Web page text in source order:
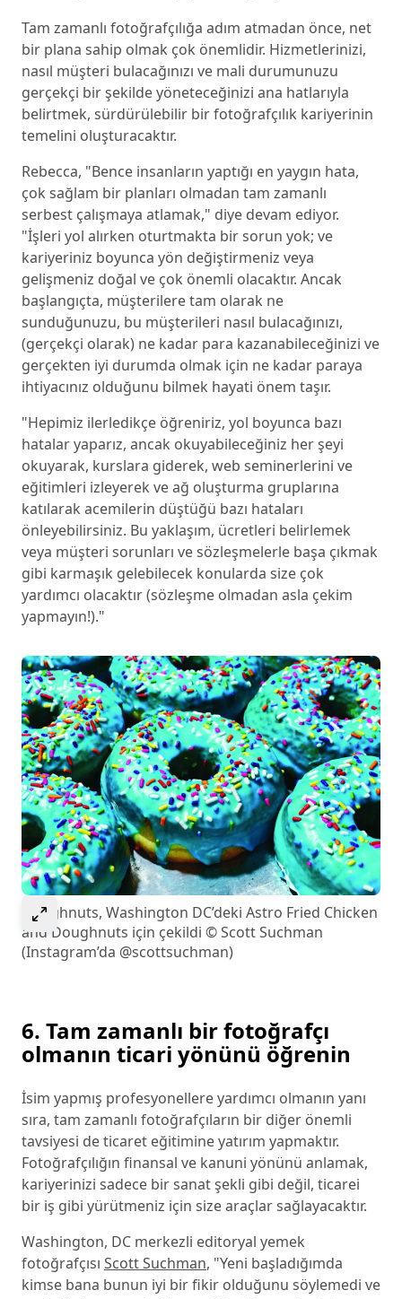
Tam zamanlı fotoğrafçılığa adım atmadan önce, net
bir plana sahip olmak çok önemlidir. Hizmetlerinizi,
nasıl müşteri bulacağınızı ve mali durumunuzu
gerçekçi bir şekilde yöneteceğinizi ana hatlarıyla
belirtmek, sürdürülebilir bir fotoğrafçılık kariyerinin
temelini oluşturacaktır.
Rebecca, "Bence insanların yaptığı en yaygın hata,
çok sağlam bir planları olmadan tam zamanlı
serbest çalışmaya atlamak," diye devam ediyor.
"İşleri yol alırken oturtmakta bir sorun yok; ve
kariyeriniz boyunca yön değiştirmeniz veya
gelişmeniz doğal ve çok önemli olacaktır. Ancak
başlangıçta, müşterilere tam olarak ne
sunduğunuzu, bu müşterileri nasıl bulacağınızı,
(gerçekçi olarak) ne kadar para kazanabileceğinizi ve
gerçekten iyi durumda olmak için ne kadar paraya
ihtiyacınız olduğunu bilmek hayati önem taşır.
"Hepimiz ilerledikçe öğreniriz, yol boyunca bazı
hatalar yaparız, ancak okuyabileceğiniz her şeyi
okuyarak, kurslara giderek, web seminerlerini ve
eğitimleri izleyerek ve ağ oluşturma gruplarına
katılarak acemilerin düştüğü bazı hataları
önleyebilirsiniz. Bu yaklaşım, ücretleri belirlemek
veya müşteri sorunları ve sözleşmelerle başa çıkmak
gibi karmaşık gelebilecek konularda size çok
yardımcı olacaktır (sözleşme olmadan asla çekim
yapmayın!)."
Görseli genişletmek için seçin
Doughnuts, Washington DC’deki Astro Fried Chicken
and Doughnuts için çekildi © Scott Suchman
(Instagram’da @scottsuchman)
6. Tam zamanlı bir fotoğrafçı
olmanın ticari yönünü öğrenin
İsim yapmış profesyonellere yardımcı olmanın yanı
sıra, tam zamanlı fotoğrafçıların bir diğer önemli
tavsiyesi de ticaret eğitimine yatırım yapmaktır.
Fotoğrafçılığın finansal ve kanuni yönünü anlamak,
kariyerinizi sadece bir sanat şekli gibi değil, ticarei
bir iş gibi yürütmeniz için size araçlar sağlayacaktır.
Washington, DC merkezli editoryal yemek
fotoğrafçısı Scott Suchman, "Yeni başladığımda
kimse bana bunun iyi bir fikir olduğunu söylemedi ve